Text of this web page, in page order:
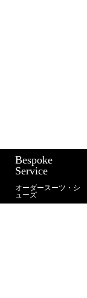
Bespoke
Service
オーダースーツ・シ
ューズ